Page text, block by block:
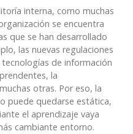
interna, como muchas
se encuentra
que se han desarrollado
las nuevas regulaciones
de información
la
otras. Por eso, la
puede quedarse estática,
el aprendizaje vaya
cambiante entorno.